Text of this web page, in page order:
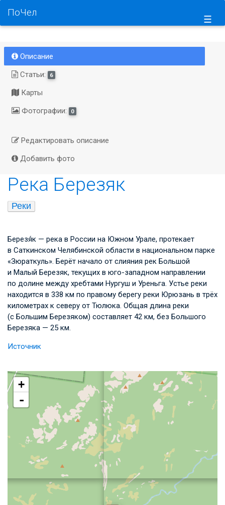
☰
ПоЧел
Описание
Статьи:
6
Карты
Фотографии:
0
Редактировать описание
Добавить фото
Река Березяк
Реки
Березя́к — река в России на Южном Урале, протекает
в Саткинском Челябинской области в национальном парке
«Зюраткуль». Берёт начало от слияния рек Большой
и Малый Березяк, текущих в юго-западном направлении
по долине между хребтами Нургуш и Уреньга. Устье реки
находится в 338 км по правому берегу реки Юрюзань в трёх
километрах к северу от Тюлюка. Общая длина реки
(с Большим Березяком) составляет 42 км, без Большого
Березяка — 25 км.
Источник
+
-